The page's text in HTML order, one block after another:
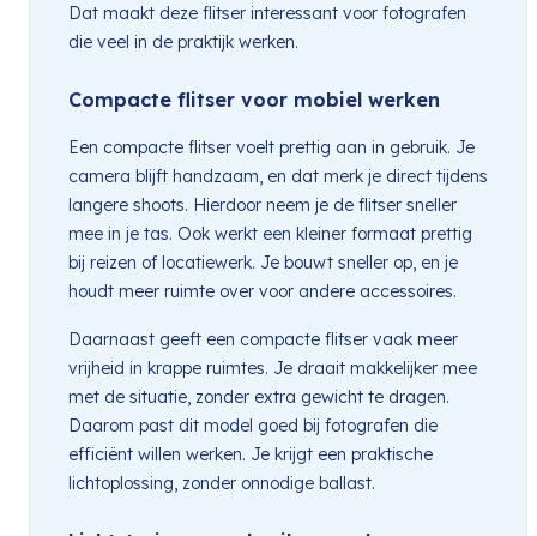
Dat maakt deze flitser interessant voor fotografen
die veel in de praktijk werken.
Compacte flitser voor mobiel werken
Een compacte flitser voelt prettig aan in gebruik. Je
camera blijft handzaam, en dat merk je direct tijdens
langere shoots. Hierdoor neem je de flitser sneller
mee in je tas. Ook werkt een kleiner formaat prettig
bij reizen of locatiewerk. Je bouwt sneller op, en je
houdt meer ruimte over voor andere accessoires.
Daarnaast geeft een compacte flitser vaak meer
vrijheid in krappe ruimtes. Je draait makkelijker mee
met de situatie, zonder extra gewicht te dragen.
Daarom past dit model goed bij fotografen die
efficiënt willen werken. Je krijgt een praktische
lichtoplossing, zonder onnodige ballast.